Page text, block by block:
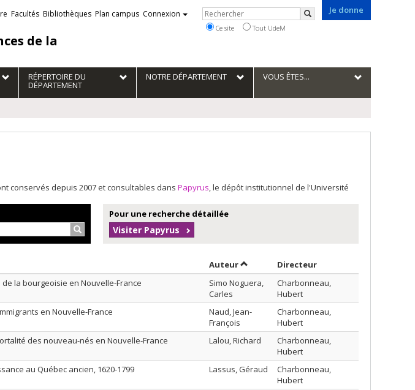
de la
Je donne
Facultés Bibliothèques Plan campus Connexion Rechercher
Rechercher
Ce site Tout UdeM
RÉPERTOIRE DU
DÉPARTEMENT
NOTRE DÉPARTEMENT VOUS ÊTES...
conservés depuis 2007 et consultables dans Papyrus, le dépôt institutionnel de l'Université
Rechercher…
Pour une recherche détaillée
Visiter Papyrus
AuteurTrier par auteur en ordre décroissant
Directeur
la bourgeoisie en Nouvelle-France
Simo Noguera,
Carles
Charbonneau,
Hubert
en Nouvelle-France
Naud, Jean-
François
Charbonneau,
Hubert
des nouveau-nés en Nouvelle-France Lalou, Richard
Charbonneau,
Hubert
au Québec ancien, 1620-1799 Lassus, Géraud
Charbonneau,
Hubert